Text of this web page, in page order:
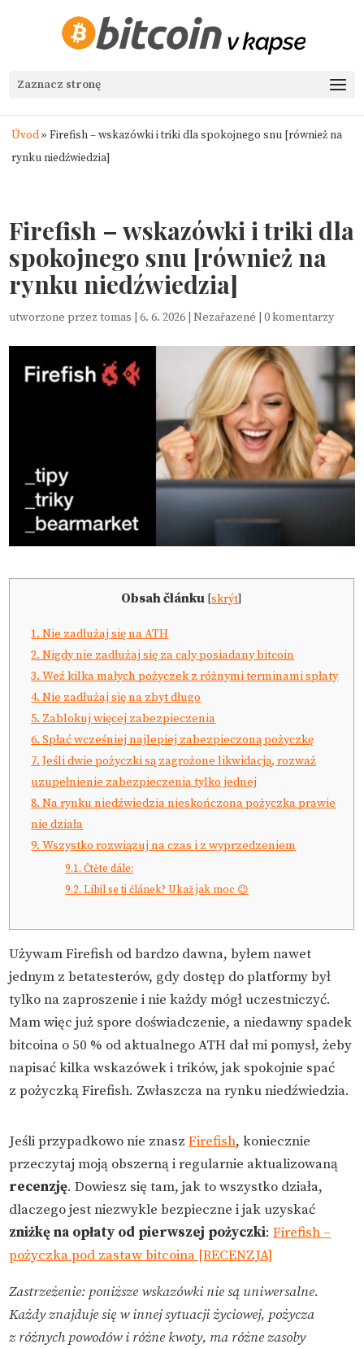
Zaznacz stronę
Úvod» Firefish – wskazówki i triki dla spokojnego snu [również na
rynku niedźwiedzia]
Firefish – wskazówki i triki dla
spokojnego snu [również na
rynku niedźwiedzia]
utworzone przeztomas |6. 6. 2026 |Nezařazené |0 komentarzy
Obsah článku [skrýt]
1. Nie zadłużaj się na ATH
2. Nigdy nie zadłużaj się za cały posiadany bitcoin
3. Weź kilka małych pożyczek z różnymi terminami spłaty
4. Nie zadłużaj się na zbyt długo
5. Zablokuj więcej zabezpieczenia
6. Spłać wcześniej najlepiej zabezpieczoną pożyczkę
7. Jeśli dwie pożyczki są zagrożone likwidacją, rozważ
uzupełnienie zabezpieczenia tylko jednej
8. Na rynku niedźwiedzia nieskończona pożyczka prawie
nie działa
9. Wszystko rozwiązuj na czas i z wyprzedzeniem
9.1. Čtěte dále:
9.2. Líbil se ti článek? Ukaž jak moc 😉
Używam Firefish od bardzo dawna, byłem nawet
jednym z betatesterów, gdy dostęp do platformy był
tylko na zaproszenie i nie każdy mógł uczestniczyć.
Mam więc już spore doświadczenie, a niedawny spadek
bitcoina o 50 % od aktualnego ATH dał mi pomysł, żeby
napisać kilka wskazówek i trików, jak spokojnie spać
z pożyczką Firefish. Zwłaszcza na rynku niedźwiedzia.
Jeśli przypadkowo nie znaszFirefish, koniecznie
przeczytaj moją obszerną i regularnie aktualizowaną
recenzję. Dowiesz się tam, jak to wszystko działa,
dlaczego jest niezwykle bezpieczne i jak uzyskać
zniżkę na opłaty od pierwszej pożyczki:Firefish –
pożyczka pod zastaw bitcoina [RECENZJA]
Zastrzeżenie: poniższe wskazówki nie są uniwersalne.
Każdy znajduje się w innej sytuacji życiowej, pożycza
z różnych powodów i różne kwoty, ma różne zasoby